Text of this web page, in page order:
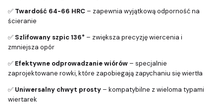
✅ Twardość 64-66 HRC – zapewnia wyjątkową odporność na
ścieranie
✅ Szlifowany szpic 136° – zwiększa precyzję wiercenia i
zmniejsza opór
✅ Efektywne odprowadzanie wiórów – specjalnie
zaprojektowane rowki, które zapobiegają zapychaniu się wiertła
✅ Uniwersalny chwyt prosty – kompatybilne z wieloma typami
wiertarek